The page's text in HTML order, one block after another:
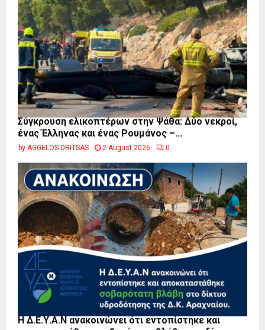
Σύγκρουση ελικοπτέρων στην Ψάθα: Δύο νεκροί,
ένας Έλληνας και ένας Ρουμάνος –...
by AGGELOS DRITSAS 2 August 2026 0
Η Δ.Ε.Υ.Α.Ν ανακοινώνει ότι εντοπίστηκε και